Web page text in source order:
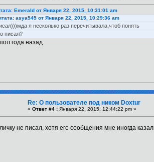
Emerald от Января 22, 2015, 10:31:01 am
asya545 от Января 22, 2015, 10:29:36 am
я несколько раз перечитывала,чтоб понять
писал?
года назад
Re: О пользователе под ником Doxtur
« Ответ #4 : Января 22, 2015, 12:44:22 pm »
не писал, хотя его сообщения мне иногда